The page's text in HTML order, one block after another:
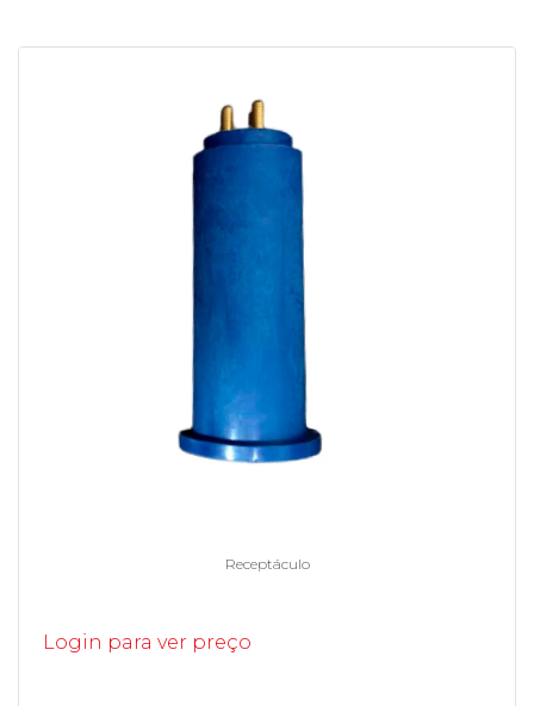
Receptáculo
Login para ver preço